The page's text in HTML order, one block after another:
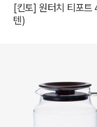
[킨토] 원터치 티포
텐)